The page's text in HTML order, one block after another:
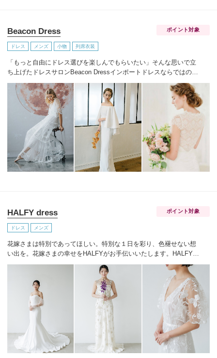
Beacon Dress ポイント対象
ドレス メンズ 小物 列席衣装
「もっと自由にドレス選びを楽しんでもらいたい」そんな思いで立
ち上げたドレスサロンBeacon Dressインポートドレスならではの繊
細なレースやビジューをあしらったドレスを手の届く価格でご用意
NYで注目されているアクセサリーブランドRANJANA KHAN、シュ
ーズブランドbellabelle shoesなどインポートアイテムも取り扱って
おります自由でおしゃれなウェディングを目指すすべての花嫁様へ
サロンでお待ちしております
HALFY dress ポイント対象
ドレス メンズ
花嫁さまは特別であってほしい。特別な１日を彩り、色褪せない想
い出を。 花嫁さまの幸せをHALFYがお手伝いいたします。 HALFYの
ドレスを見に纏うことでその人本来の美しさを引きだし、ご自身の
魅力に気づいて欲しいと考えております。自分の魅力をもっと引き
出したい、自信を持って特別な１日を迎えたいという花嫁さまに見
つけて頂きたいです。